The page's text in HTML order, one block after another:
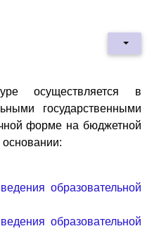
осуществляется в
государственными
форме на бюджетной
образовательной
образовательной